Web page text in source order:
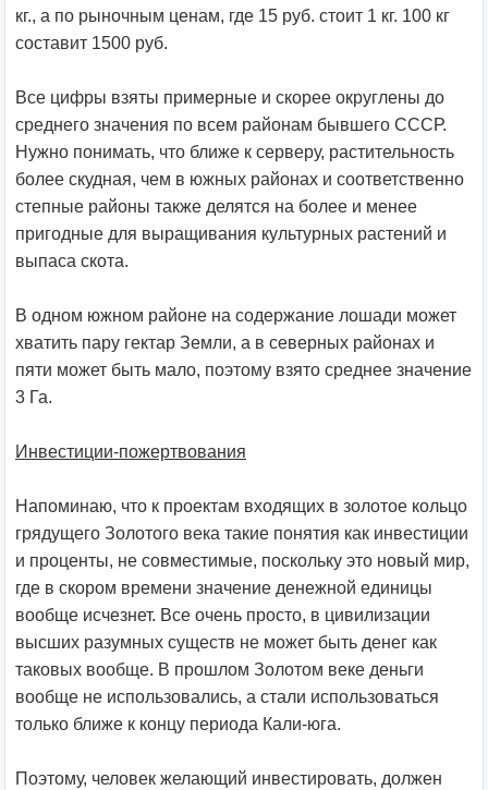
кг., а по рыночным ценам, где 15 руб. стоит 1 кг. 100 кг
составит 1500 руб.
Все цифры взяты примерные и скорее округлены до
среднего значения по всем районам бывшего СССР.
Нужно понимать, что ближе к серверу, растительность
более скудная, чем в южных районах и соответственно
степные районы также делятся на более и менее
пригодные для выращивания культурных растений и
выпаса скота.
В одном южном районе на содержание лошади может
хватить пару гектар Земли, а в северных районах и
пяти может быть мало, поэтому взято среднее значение
3 Га.
Инвестиции-пожертвования
Напоминаю, что к проектам входящих в золотое кольцо
грядущего Золотого века такие понятия как инвестиции
и проценты, не совместимые, поскольку это новый мир,
где в скором времени значение денежной единицы
вообще исчезнет. Все очень просто, в цивилизации
высших разумных существ не может быть денег как
таковых вообще. В прошлом Золотом веке деньги
вообще не использовались, а стали использоваться
только ближе к концу периода Кали-юга.
Поэтому, человек желающий инвестировать, должен